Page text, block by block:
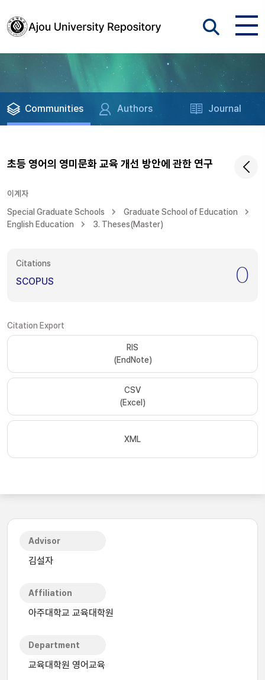
Communities Authors Journal
초등 영어의 영미문화 교육 개선 방안에 관한 연구
이계자
Special Graduate Schools
Graduate School of Education
English Education
3. Theses(Master)
Citations
SCOPUS 0
Citation Export
RIS
(EndNote)
CSV
(Excel)
XML
Advisor
김설자
Affiliation
아주대학교 교육대학원
Department
교육대학원 영어교육